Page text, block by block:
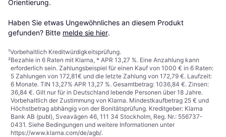
Orientierung.
Haben Sie etwas Ungewöhnliches an diesem Produkt
gefunden? Bitte melde sie hier.
¹Vorbehaltlich Kreditwürdigkeitsprüfung.
²Bezahle in 6 Raten mit Klarna, * APR 13,27 %. Eine Anzahlung kann
erforderlich sein. Zahlungsbeispiel für einen Kauf von 1000 € in 6 Raten:
5 Zahlungen von 172,81€ und die letzte Zahlung von 172,79 €. Laufzeit:
6 Monate. TIN 13,27% APR 13,27 %. Gesamtbetrag: 1036,84 €. Zinsen:
36,84 €. Gilt nur für in Deutschland lebende Personen über 18 Jahre.
Vorbehaltlich der Zustimmung von Klarna. Mindestkaufbetrag 25 € und
Höchstbetrag abhängig von der Bonitätsprüfung. Kreditgeber: Klarna
Bank AB (publ), Sveavägen 46, 111 34 Stockholm, Reg. Nr.: 556737-
0431. Siehe Bedingungen und weitere Informationen unter
https://www.klarna.com/de/agb/.